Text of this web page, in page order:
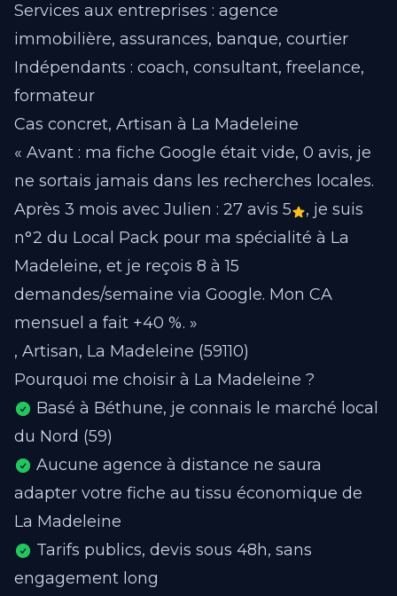
Services aux entreprises : agence
immobilière, assurances, banque, courtier
Indépendants : coach, consultant, freelance,
formateur
Cas concret, Artisan à La Madeleine
« Avant : ma fiche Google était vide, 0 avis, je
ne sortais jamais dans les recherches locales.
Après 3 mois avec Julien : 27 avis 5
, je suis
n°2 du Local Pack pour ma spécialité à La
Madeleine, et je reçois 8 à 15
demandes/semaine via Google. Mon CA
mensuel a fait +40 %. »
, Artisan, La Madeleine (59110)
Pourquoi me choisir à La Madeleine ?
Basé à Béthune, je connais le marché local
du Nord (59)
Aucune agence à distance ne saura
adapter votre fiche au tissu économique de
La Madeleine
Tarifs publics, devis sous 48h, sans
engagement long